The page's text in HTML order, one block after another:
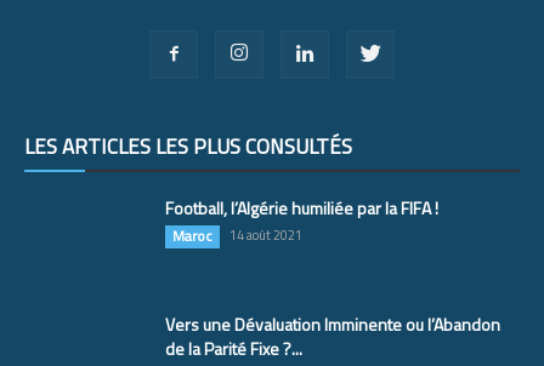
LES ARTICLES LES PLUS CONSULTÉS
Football, l’Algérie humiliée par la FIFA !
Maroc 14 août 2021
Vers une Dévaluation Imminente ou l’Abandon
de la Parité Fixe ?...